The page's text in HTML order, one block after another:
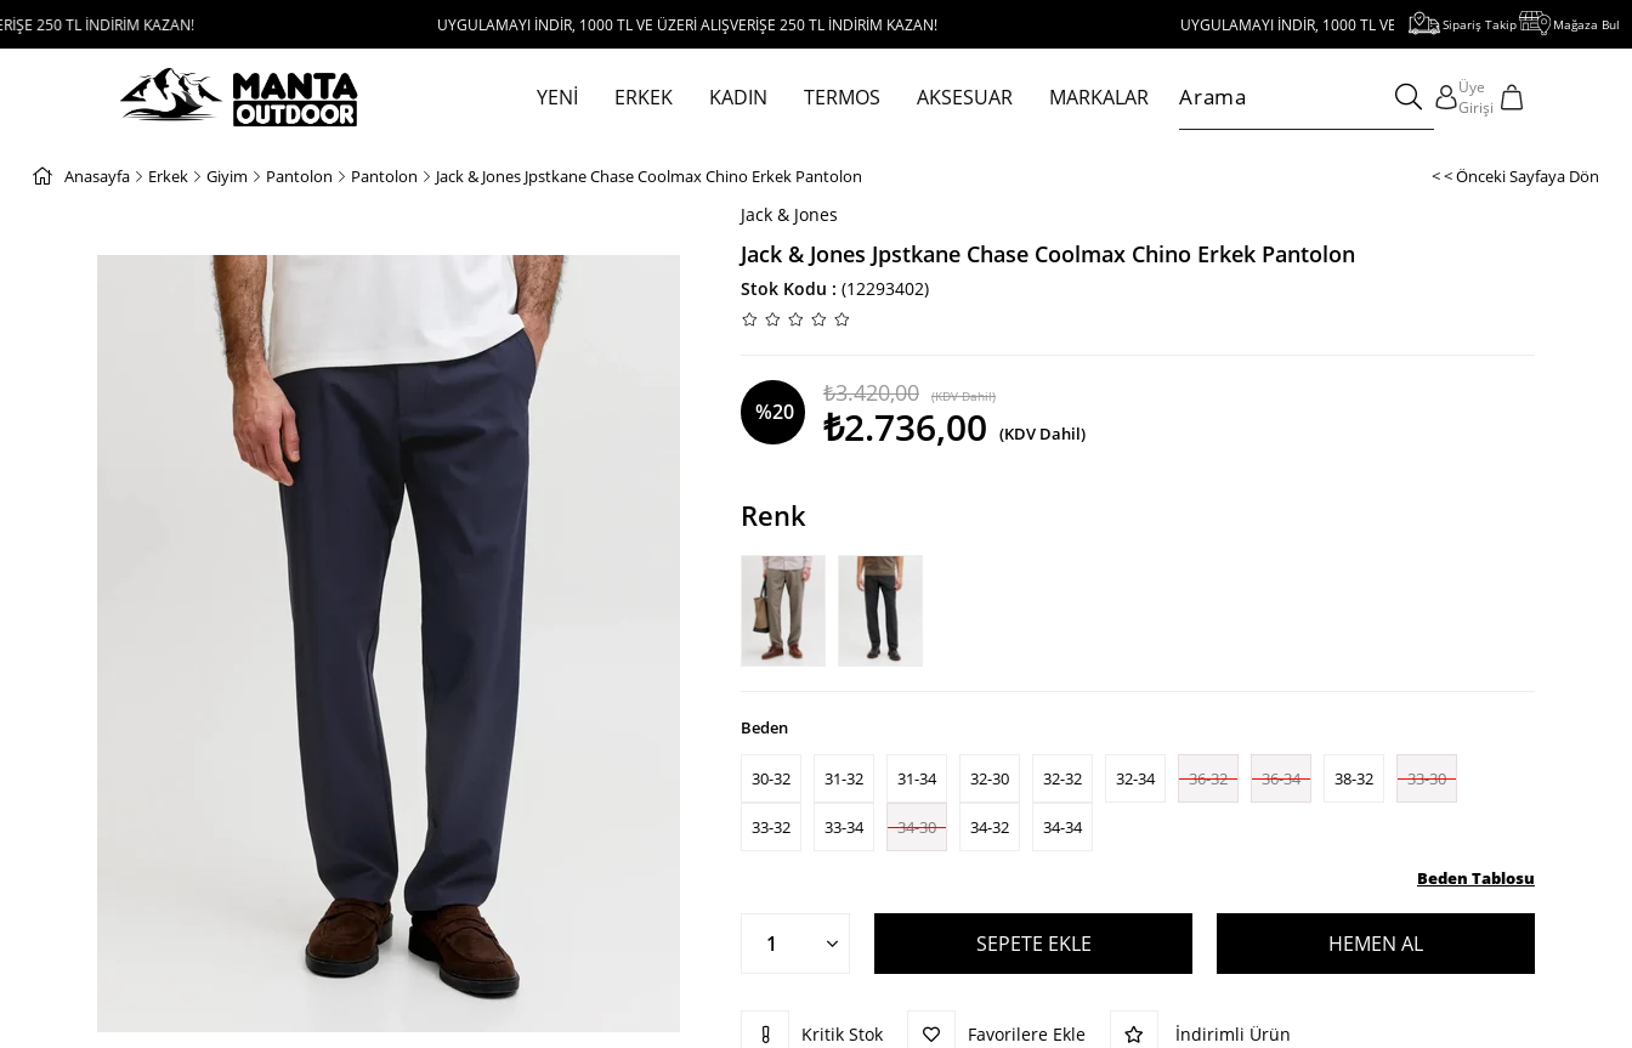
KAZAN! UYGULAMAYI İNDİR, 1000 TL VE ÜZERİ ALIŞVERİŞE 250 TL İNDİRİM KAZAN! UYGULAMAYI İNDİR, 1000 TL VE ÜZERİ ALIŞVERİŞE 250 TL İNDİRİM KAZAN!
Sipariş Takip Mağaza Bul
YENİ ERKEK KADIN TERMOS AKSESUAR MARKALAR
Üye
Girişi
Anasayfa Erkek Giyim Pantolon Pantolon Jack & Jones Jpstkane Chase Coolmax Chino Erkek Pantolon < < Önceki Sayfaya Dön
Jack & Jones
Jack & Jones Jpstkane Chase Coolmax Chino Erkek Pantolon
Stok Kodu (12293402)
%20
₺3.420,00 (KDV Dahil)
₺2.736,00 (KDV Dahil)
Renk
Beden
30-32 31-32 31-34 32-30 32-32 32-34 36-32 36-34 38-32 33-30
33-32 33-34 34-30 34-32 34-34
Beden Tablosu
Kritik Stok Favorilere Ekle İndirimli Ürün